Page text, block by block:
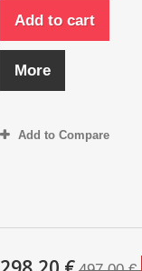
Add to cart
More
Add to Compare